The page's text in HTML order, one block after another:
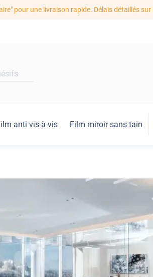
pour une livraison rapide. Délais détaillés
anti vis-à-vis Film miroir sans tain